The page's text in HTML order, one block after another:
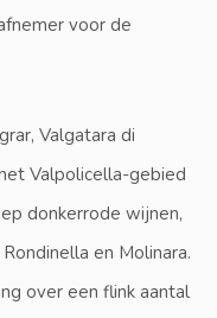
voor de
Valgatara di
Valpolicella-gebied
donkerrode wijnen,
en Molinara.
over een flink aantal